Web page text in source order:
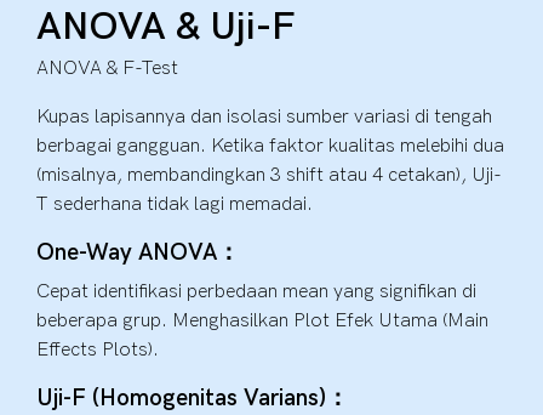
ANOVA & Uji-F
ANOVA & F-Test
Kupas lapisannya dan isolasi sumber variasi di tengah
berbagai gangguan. Ketika faktor kualitas melebihi dua
(misalnya, membandingkan 3 shift atau 4 cetakan), Uji-
T sederhana tidak lagi memadai.
One-Way ANOVA：
Cepat identifikasi perbedaan mean yang signifikan di
beberapa grup. Menghasilkan Plot Efek Utama (Main
Effects Plots).
Uji-F (Homogenitas Varians)：